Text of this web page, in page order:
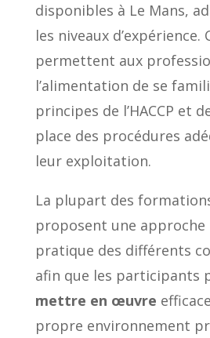
disponibles à Le Mans,
les niveaux
permettent aux
l’alimentation de se
principes de l’HACCP et
place des procédures
leur exploitation.
La plupart des formations
proposent une
pratique des différents
afin que les participants
mettre en œuvre
propre environnement